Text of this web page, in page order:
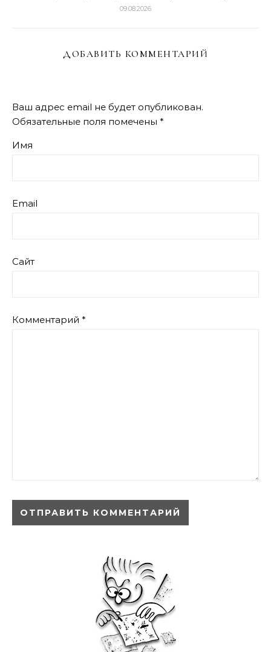
09.08.2026
ДОБАВИТЬ КОММЕНТАРИЙ
Ваш адрес email не будет опубликован.
Обязательные поля помечены *
Имя
Email
Сайт
Комментарий *